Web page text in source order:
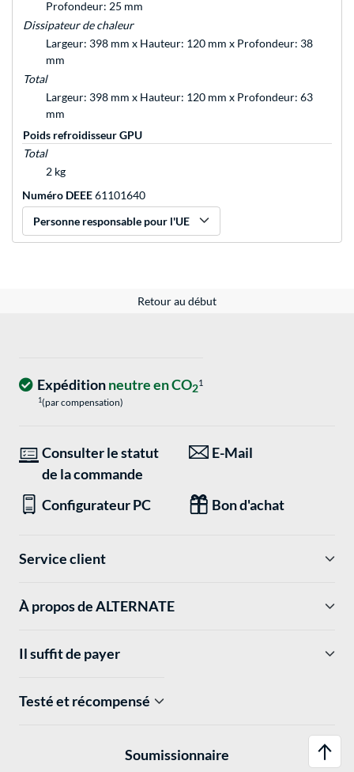
Profondeur: 25 mm
Dissipateur de chaleur
Largeur: 398 mm x Hauteur: 120 mm x Profondeur: 38
mm
Total
Largeur: 398 mm x Hauteur: 120 mm x Profondeur: 63
mm
Poids refroidisseur GPU
Total
2 kg
Numéro DEEE61101640
Personne responsable pour l'UE
Retour au début
Expéditionneutre en CO21
1(par compensation)
Consulter le statut
de la commande
E-Mail
Configurateur PC Bon d'achat
Service client
À propos de ALTERNATE
Il suffit de payer
Testé et récompensé
Soumissionnaire